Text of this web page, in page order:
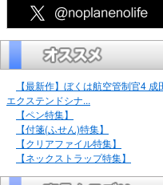
【最新作】ぼくは航空管制官4 成
エクステンドシナ...
【ペン特集】
【付箋(ふせん)特集】
【クリアファイル特集】
【ネックストラップ特集】